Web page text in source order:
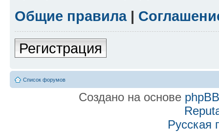
Общие правила|
Регистрация
Список форумов
Создано на основе phpBB
Русская